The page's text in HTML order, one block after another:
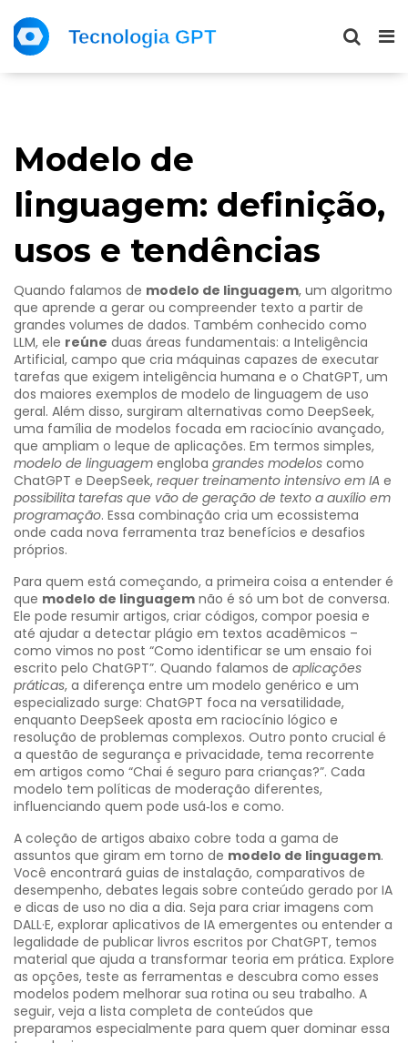
Modelo de
linguagem: definição,
usos e tendências
Quando falamos de modelo de linguagem, um algoritmo
que aprende a gerar ou compreender texto a partir de
grandes volumes de dados. Também conhecido como
LLM, ele reúne duas áreas fundamentais: a Inteligência
Artificial, campo que cria máquinas capazes de executar
tarefas que exigem inteligência humana e o ChatGPT, um
dos maiores exemplos de modelo de linguagem de uso
geral. Além disso, surgiram alternativas como DeepSeek,
uma família de modelos focada em raciocínio avançado,
que ampliam o leque de aplicações. Em termos simples,
modelo de linguagem engloba grandes modelos como
ChatGPT e DeepSeek, requer treinamento intensivo em IA e
possibilita tarefas que vão de geração de texto a auxílio em
programação. Essa combinação cria um ecossistema
onde cada nova ferramenta traz benefícios e desafios
próprios.
Para quem está começando, a primeira coisa a entender é
que modelo de linguagem não é só um bot de conversa.
Ele pode resumir artigos, criar códigos, compor poesia e
até ajudar a detectar plágio em textos acadêmicos –
como vimos no post “Como identificar se um ensaio foi
escrito pelo ChatGPT”. Quando falamos de aplicações
práticas, a diferença entre um modelo genérico e um
especializado surge: ChatGPT foca na versatilidade,
enquanto DeepSeek aposta em raciocínio lógico e
resolução de problemas complexos. Outro ponto crucial é
a questão de segurança e privacidade, tema recorrente
em artigos como “Chai é seguro para crianças?”. Cada
modelo tem políticas de moderação diferentes,
influenciando quem pode usá‑los e como.
A coleção de artigos abaixo cobre toda a gama de
assuntos que giram em torno de modelo de linguagem.
Você encontrará guias de instalação, comparativos de
desempenho, debates legais sobre conteúdo gerado por IA
e dicas de uso no dia a dia. Seja para criar imagens com
DALL·E, explorar aplicativos de IA emergentes ou entender a
legalidade de publicar livros escritos por ChatGPT, temos
material que ajuda a transformar teoria em prática. Explore
as opções, teste as ferramentas e descubra como esses
modelos podem melhorar sua rotina ou seu trabalho. A
seguir, veja a lista completa de conteúdos que
preparamos especialmente para quem quer dominar essa